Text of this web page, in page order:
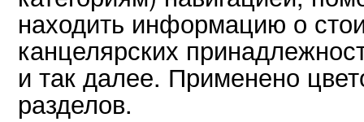
находить информацию о
канцелярских
и так далее. Применено
разделов.